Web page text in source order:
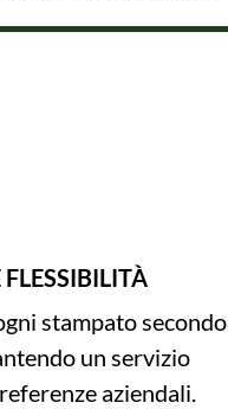
stampato secondo
un servizio
aziendali.